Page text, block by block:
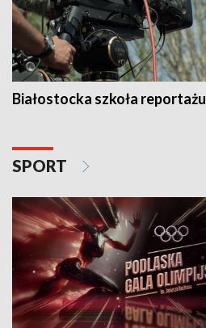
Białostocka szkoła reportażu
SPORT